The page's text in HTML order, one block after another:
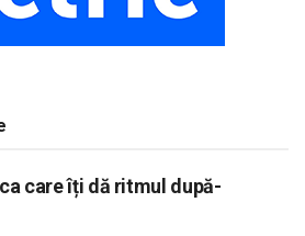
care îți dă ritmul după-